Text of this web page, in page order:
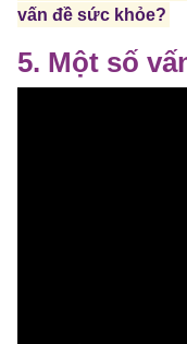
vấn đề sức khỏe?
5. Một số